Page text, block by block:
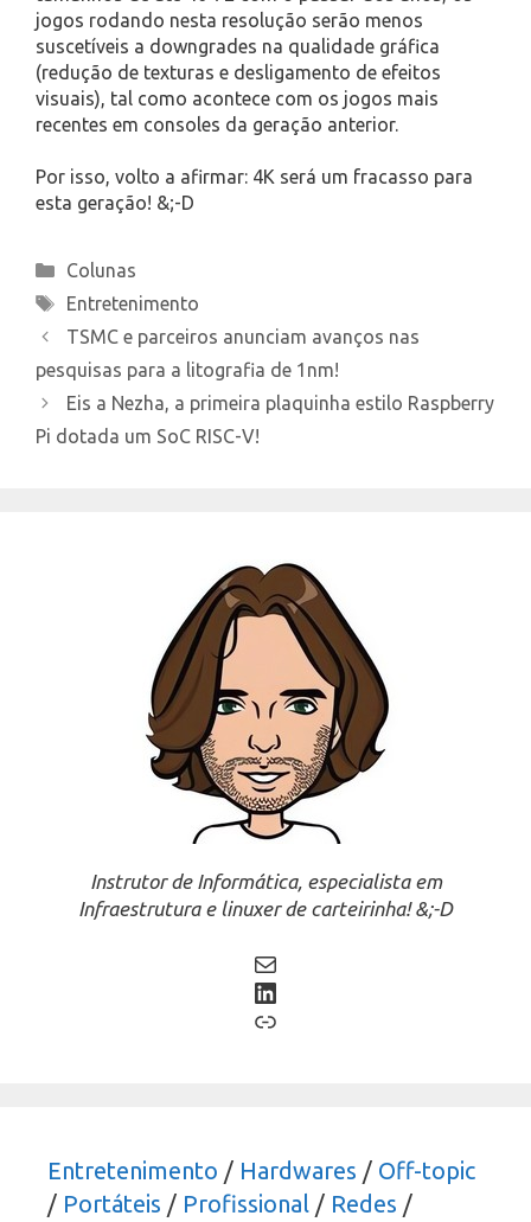
jogos rodando nesta resolução serão menos
suscetíveis a downgrades na qualidade gráfica
(redução de texturas e desligamento de efeitos
visuais), tal como acontece com os jogos mais
recentes em consoles da geração anterior.
Por isso, volto a afirmar: 4K será um fracasso para
esta geração! &;-D
Categories
Colunas
Tags
Entretenimento
TSMC e parceiros anunciam avanços nas
pesquisas para a litografia de 1nm!
Eis a Nezha, a primeira plaquinha estilo Raspberry
Pi dotada um SoC RISC-V!
Instrutor de Informática, especialista em
Infraestrutura e linuxer de carteirinha! &;-D
Mail
LinkedIn
Link
Entretenimento / Hardwares / Off-topic
/ Portáteis / Profissional / Redes /